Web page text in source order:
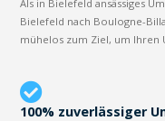
Als in Bielefeld ansässiges
Bielefeld nach Boulogne-
mühelos zum Ziel, um Ihren
100% zuverlässiger